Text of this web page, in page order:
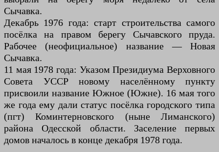
Сычавка.
Декабрь 1976 года: старт строительства самого
посёлка на правом берегу Сычавского пруда.
Рабочее (неофициальное) название — Новая
Сычавка.
11 мая 1978 года: Указом Президиума Верховного
Совета УССР новому населённому пункту
присвоили название Южное (Южне). 16 мая того
же года ему дали статус посёлка городского типа
(пгт) Коминтерновского (ныне Лиманского)
района Одесской области. Заселение первых
домов началось в конце декабря 1978 года.